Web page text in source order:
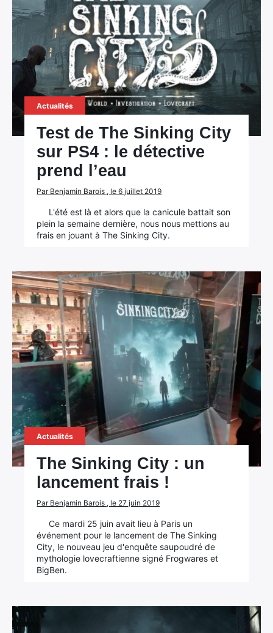
Actualités
Test de The Sinking City
sur PS4 : le détective
prend l’eau
Par Benjamin Barois , le 6 juillet 2019
L'été est là et alors que la canicule battait son
plein la semaine dernière, nous nous mettions au
frais en jouant à The Sinking City.
Actualités
The Sinking City : un
lancement frais !
Par Benjamin Barois , le 27 juin 2019
Ce mardi 25 juin avait lieu à Paris un
événement pour le lancement de The Sinking
City, le nouveau jeu d'enquête saupoudré de
mythologie lovecraftienne signé Frogwares et
BigBen.